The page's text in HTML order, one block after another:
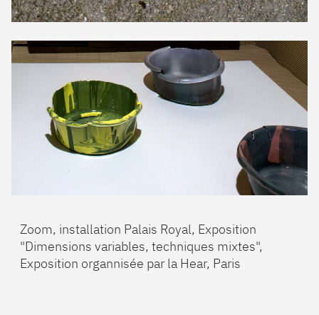
Zoom, installation Palais Royal, Exposition
"Dimensions variables, techniques mixtes",
Exposition organnisée par la Hear, Paris